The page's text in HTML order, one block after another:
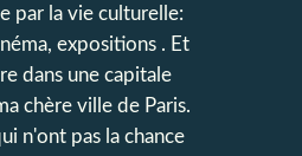
par la vie culturelle:
expositions . Et
dans une capitale
chère ville de Paris.
n'ont pas la chance